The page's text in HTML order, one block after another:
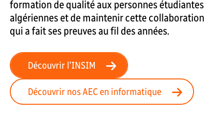
formation de qualité aux personnes étudiantes
algériennes et de maintenir cette collaboration
qui a fait ses preuves au fil des années.
Découvrir l’INSIM
Découvrir nos AEC en informatique